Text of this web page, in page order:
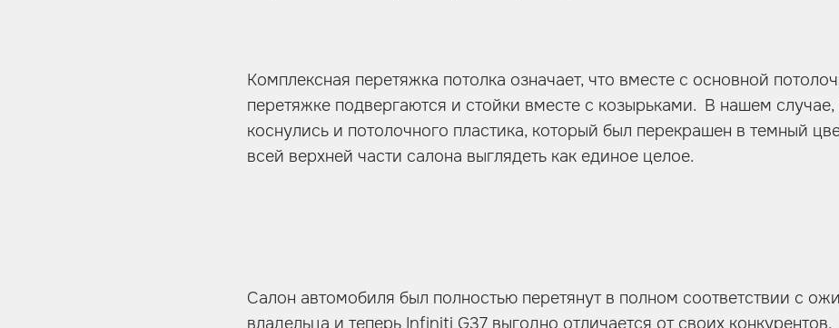
Комплексная перетяжка потолка означает, что вместе с основной
перетяжке подвергаются и стойки вместе с козырьками. В нашем
коснулись и потолочного пластика, который был перекрашен в темный
всей верхней части салона выглядеть как единое целое.
Салон автомобиля был полностью перетянут в полном соответствии с
владельца и теперь Infiniti G37 выгодно отличается от своих конкурентов.